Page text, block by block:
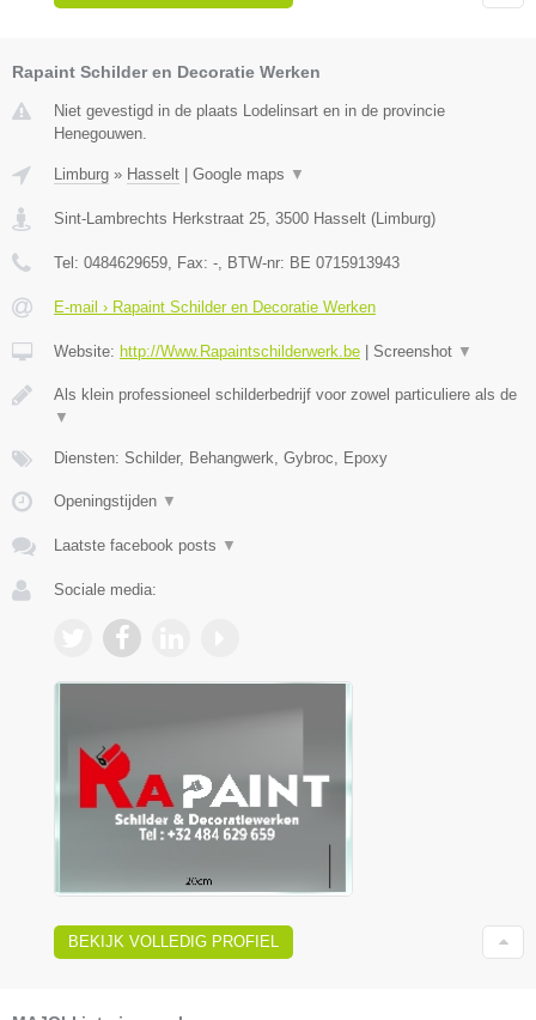
Rapaint Schilder en Decoratie Werken
Niet gevestigd in de plaats Lodelinsart en in de provincie
Henegouwen.
Limburg » Hasselt | Google maps ▼
Sint-Lambrechts Herkstraat 25 3500 Hasselt (Limburg)
Tel: 0484629659 , Fax: - , BTW-nr: BE 0715913943
E-mail › Rapaint Schilder en Decoratie Werken
Website: http://Www.Rapaintschilderwerk.be | Screenshot ▼
Als klein professioneel schilderbedrijf voor zowel particuliere als de
▼
Diensten: Schilder, Behangwerk, Gybroc, Epoxy
Openingstijden ▼
Laatste facebook posts ▼
Sociale media:
BEKIJK VOLLEDIG PROFIEL